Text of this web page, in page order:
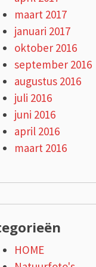
maart 2017
januari 2017
oktober 2016
september 2016
augustus 2016
juli 2016
juni 2016
april 2016
maart 2016
HOME